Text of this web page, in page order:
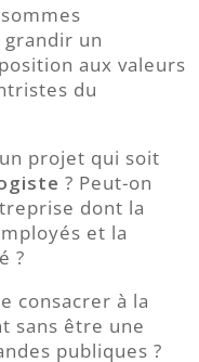
un
aux valeurs
du
projet qui soit
? Peut-on
dont la
et la
?
consacrer à la
sans être une
publiques ?